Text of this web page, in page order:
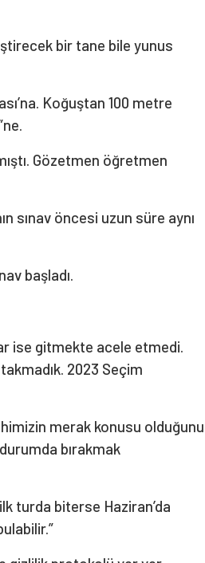
bir tane bile yunus
Koğuştan 100 metre
Gözetmen öğretmen
sınav öncesi uzun süre aynı
başladı.
ise gitmekte acele etmedi.
2023 Seçim
merak konusu olduğunu
bırakmak
turda biterse Haziran’da